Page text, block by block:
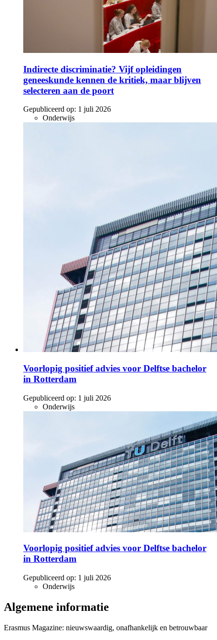
Indirecte discriminatie? Vijf opleidingen
geneeskunde kennen de kritiek, maar blijven
selecteren aan de poort
Gepubliceerd op: 1 juli 2026
Onderwijs
Voorlopig positief advies voor Delftse bachelor
in Rotterdam
Gepubliceerd op: 1 juli 2026
Onderwijs
Voorlopig positief advies voor Delftse bachelor
in Rotterdam
Gepubliceerd op: 1 juli 2026
Onderwijs
Algemene informatie
Erasmus Magazine: nieuwswaardig, onafhankelijk en betrouwbaar